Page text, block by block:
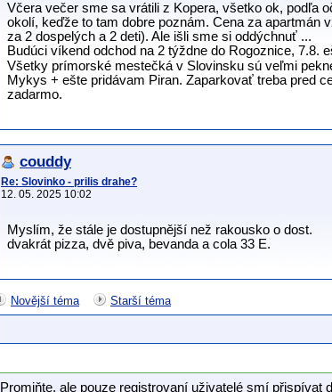
Včera večer sme sa vrátili z Kopera, všetko ok, podľa
okolí, keďže to tam dobre poznám. Cena za apartmán
za 2 dospelých a 2 deti). Ale išli sme si oddýchnuť ...
Budúci víkend odchod na 2 týždne do Rogoznice, 7.8.
Všetky prímorské mestečká v Slovinsku sú veľmi
Mykys + ešte pridávam Piran. Zaparkovať treba pred
zadarmo.
couddy
Re: Slovinko - prilis drahe?
12. 05. 2025 10:02
Myslím, že stále je dostupnější než rakousko o dost.
dvakrát pizza, dvě piva, bevanda a cola 33 E.
Novější téma Starší téma
Promiňte, ale pouze registrovaní uživatelé smí přispívat